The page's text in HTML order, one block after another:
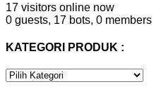
17 visitors online now
0 guests, 17 bots, 0 members
KATEGORI PRODUK :
KATEGORI